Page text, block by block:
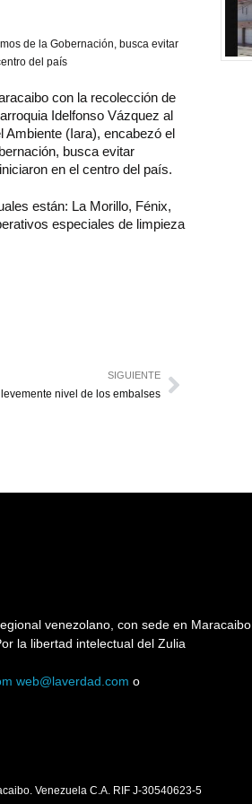
de la Gobernación, busca evitar
del país
con la recolección de
Idelfonso Vázquez al
Ambiente (Iara), encabezó el
busca evitar
en el centro del país.
están: La Morillo, Fénix,
especiales de limpieza
SIGUIENTE
nivel de los embalses
venezolano, con sede en Maracaibo,
la libertad intelectual del Zulia
web@laverdad.com o
Venezuela C.A. RIF J-30540623-5